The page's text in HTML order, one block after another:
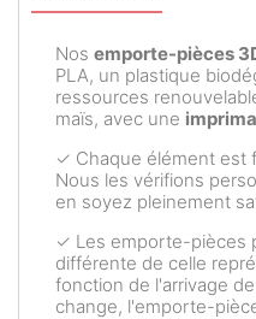
Nos emporte-pièces
PLA, un plastique
ressources
maïs, avec une
✓ Chaque élément est
Nous les vérifions
en soyez pleinement
✓ Les emporte-pièces
différente de celle
fonction de l'arrivage
change, l'emporte-